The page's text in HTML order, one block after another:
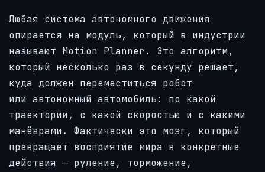
Любая система автономного движения
опирается на модуль, который в индустрии
называют Motion Planner. Это алгоритм,
который несколько раз в секунду решает,
куда должен переместиться робот
или автономный автомобиль: по какой
траектории, с какой скоростью и с какими
манёврами. Фактически это мозг, который
превращает восприятие мира в конкретные
действия — руление, торможение,